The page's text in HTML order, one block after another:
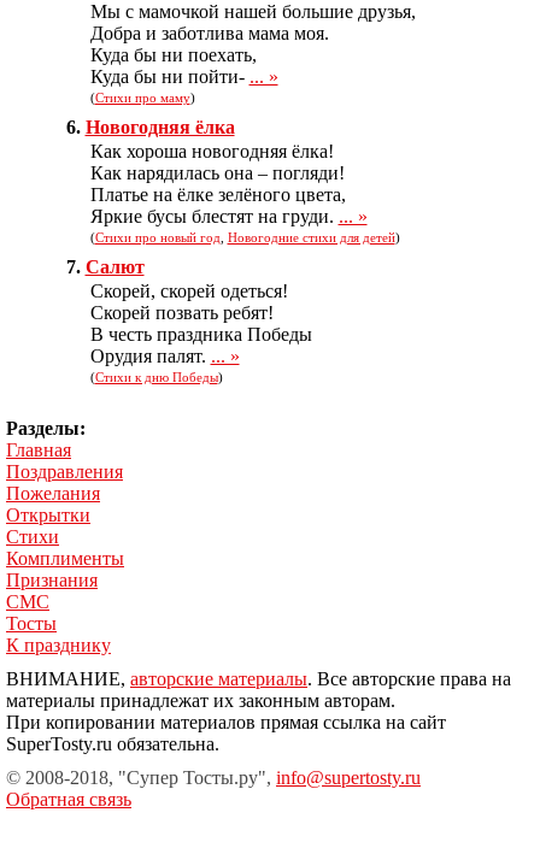
Мы с мамочкой нашей большие друзья,
Добра и заботлива мама моя.
Куда бы ни поехать,
Куда бы ни пойти- ... »
(Стихи про маму)
6. Новогодняя ёлка
Как хороша новогодняя ёлка!
Как нарядилась она – погляди!
Платье на ёлке зелёного цвета,
Яркие бусы блестят на груди. ... »
(Стихи про новый год Новогодние стихи для детей)
7. Салют
Скорей, скорей одеться!
Скорей позвать ребят!
В честь праздника Победы
Орудия палят. ... »
(Стихи к дню Победы)
Разделы:
Главная
Поздравления
Пожелания
Открытки
Стихи
Комплименты
Признания
СМС
Тосты
К празднику
ВНИМАНИЕ, авторские материалы. Все авторские права на
материалы принадлежат их законным авторам.
При копировании материалов прямая ссылка на сайт
SuperTosty.ru обязательна.
© 2008-2018, "Супер Тосты.ру", info@supertosty.ru
Обратная связь